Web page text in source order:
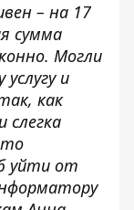
– на 17
сумма
Могли
и
как
уйти от